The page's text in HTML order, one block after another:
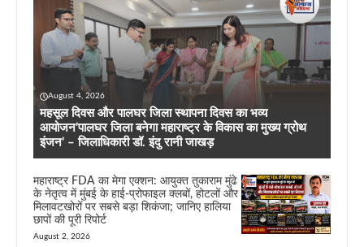
August 4, 2026
महसूल दिवस और पालघर जिला स्थापना दिवस का भव्य
आयोजन’पालघर जिला बनेगा महाराष्ट्र के विकास का मुख्य ग्रोथ
इंजन’ – जिलाधिकारी डॉ. इंदु रानी जाखड़
महाराष्ट्र FDA का मेगा एक्शन: आयुक्त तुकाराम मुंढे
के नेतृत्व में मुंबई के हाई-प्रोफाइल क्लबों, होटलों और
मिलावटखोरों पर सबसे बड़ा शिकंजा; जानिए हालिया
छापों की पूरी रिपोर्ट
August 2, 2026